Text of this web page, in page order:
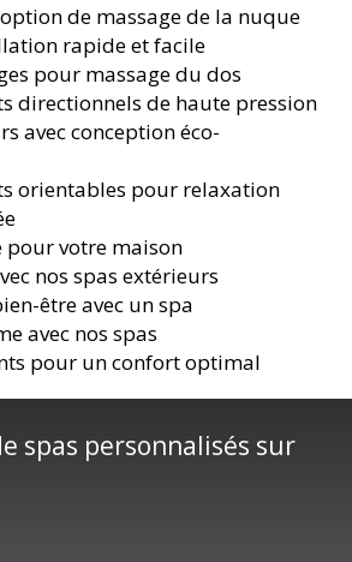
de massage de la nuque
rapide et facile
pour massage du dos
directionnels de haute pression
avec conception éco-
orientables pour relaxation
pour votre maison
nos spas extérieurs
être avec un spa
avec nos spas
pour un confort optimal
spas personnalisés sur